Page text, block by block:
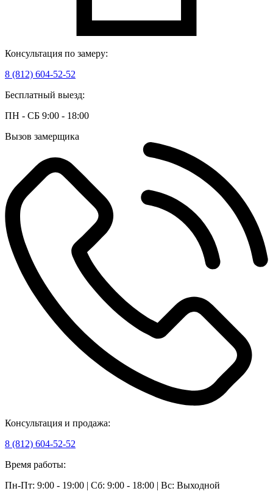
Консультация по замеру:
8 (812) 604-52-52
Бесплатный выезд:
ПН - СБ 9:00 - 18:00
Вызов замерщика
Консультация и продажа:
8 (812) 604-52-52
Время работы:
Пн-Пт: 9:00 - 19:00 | Сб: 9:00 - 18:00 | Вс: Выходной